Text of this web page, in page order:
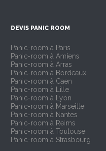
DEVIS PANIC ROOM
Panic-room à Paris
Panic-room à Amiens
Panic-room à Arras
Panic-room à Bordeaux
Panic-room à Caen
Panic-room à Lille
Panic-room à Lyon
Panic-room à Marseille
Panic-room à Nantes
Panic-room à Reims
Panic-room à Toulouse
Panic-room à Strasbourg